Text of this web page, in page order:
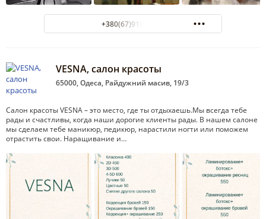
+380(67)916-83-68
VESNA, салон красоты
65000, Одеса, Райдужний масив, 19/3
Салон красоты VESNA – это место, где ты отдыхаешь.Мы всегда тебе
рады и счастливы, когда наши дорогие клиенты рады. В нашем салоне
мы сделаем тебе маникюр, педикюр, нарастили ногти или поможем
отрастить свои. Наращивание и…